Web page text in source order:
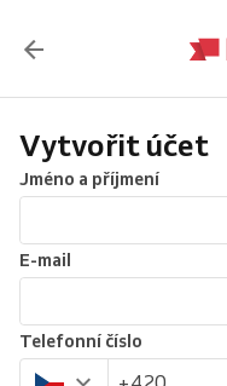
Vytvořit účet
Jméno a příjmení
E-mail
Telefonní číslo